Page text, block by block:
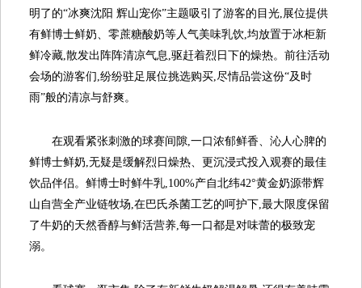
明了的“冰爽沈阳 辉山宠你”主题吸引了游客的目光,展位提供
有鲜博士鲜奶、零蔗糖酸奶等人气美味乳饮,均放置于冰柜新
鲜冷藏,散发出阵阵清凉气息,驱赶着烈日下的燥热。前往活动
会场的游客们,纷纷驻足展位挑选购买,尽情品尝这份“及时
雨”般的清凉与舒爽。
在观看紧张刺激的球赛间隙,一口浓郁鲜香、沁人心脾的
鲜博士鲜奶,无疑是缓解烈日燥热、更沉浸式投入观赛的最佳
饮品伴侣。鲜博士时鲜牛乳,100%产自北纬42°黄金奶源带辉
山自营全产业链牧场,在巴氏杀菌工艺的呵护下,最大限度保留
了牛奶的天然香醇与鲜活营养,每一口都是对味蕾的极致宠
溺。